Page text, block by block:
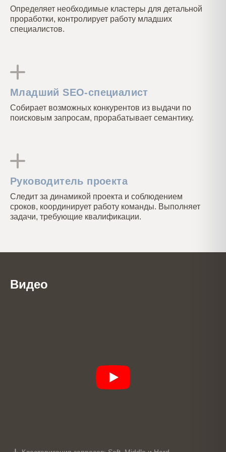
как следствие, значительного роста в
трафике.
Определяет необходимые кластеры для детальной
проработки, контролирует работу младших
специалистов.
Младший SEO-специалист
Собирает возможных конкурентов из выдачи по
поисковым запросам, прорабатывает семантику.
Руководитель проекта
Следит за динамикой проекта и соблюдением
сроков, координирует работу команды. Выполняет
задачи, требующие квалификации.
Видео